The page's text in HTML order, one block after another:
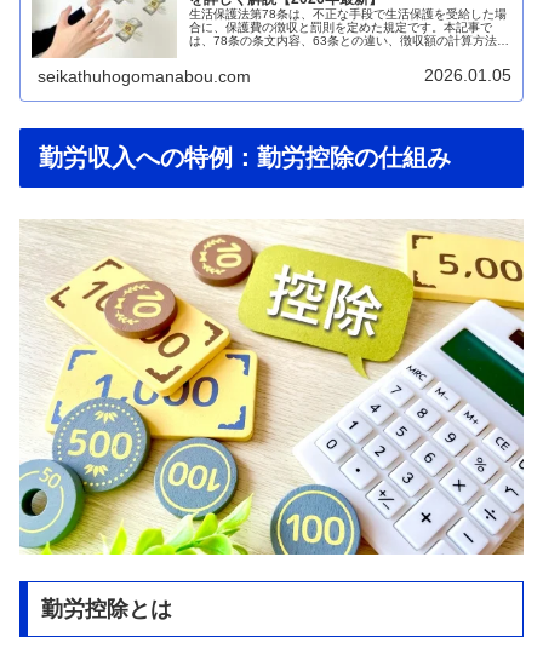
生活保護法第78条は、不正な手段で生活保護を受給した場
合に、保護費の徴収と罰則を定めた規定です。本記事で
は、78条の条文内容、63条との違い、徴収額の計算方法、
seikathuhogomanabou.com 2026.01.05
勤労収入への特例：勤労控除の仕組み
勤労控除とは